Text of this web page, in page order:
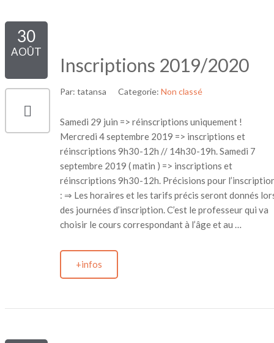
30
AOÛT
Inscriptions 2019/2020
Par: tatansa Categorie: Non classé
Samedi 29 juin => réinscriptions uniquement !
Mercredi 4 septembre 2019 => inscriptions et
réinscriptions 9h30-12h // 14h30-19h. Samedi 7
septembre 2019 ( matin ) => inscriptions et
réinscriptions 9h30-12h. Précisions pour
: ⇒ Les horaires et les tarifs précis seront donnés
des journées d’inscription. C’est le professeur qui va
choisir le cours correspondant à l’âge et au …
+infos